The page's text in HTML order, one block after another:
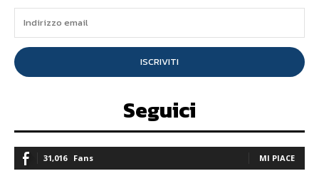
ISCRIVITI
Seguici
31,016 Fans MI PIACE